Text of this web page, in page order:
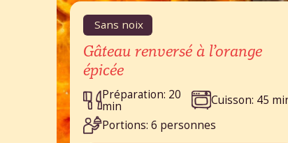
Sans noix
Gâteau renversé à l’orange
épicée
Préparation: 20
min
Cuisson: 45
Portions: 6 personnes